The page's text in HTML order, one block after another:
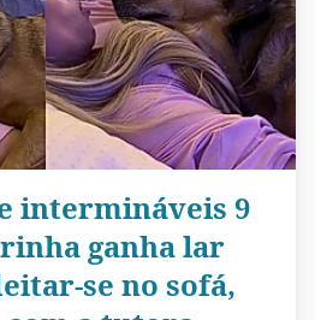
intermináveis 9
ganha lar
se no sofá,